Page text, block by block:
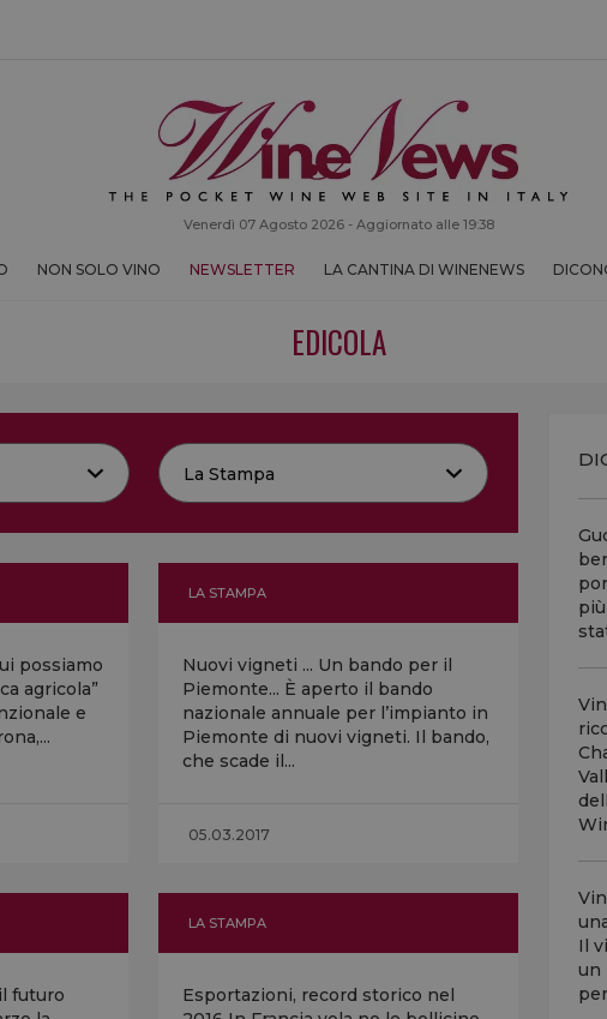
Venerdì 07 Agosto 2026 - Aggiornato alle 19:38
NON SOLO VINO NEWSLETTER LA CANTINA DI WINENEWS
EDICOLA
possiamo
agricola”
e
LA STAMPA
Nuovi vigneti ... Un bando per il
Piemonte... È aperto il bando
nazionale annuale per l’impianto in
Piemonte di nuovi vigneti. Il bando,
che scade il...
05.03.2017
futuro
LA STAMPA
Esportazioni, record storico nel
Il
un